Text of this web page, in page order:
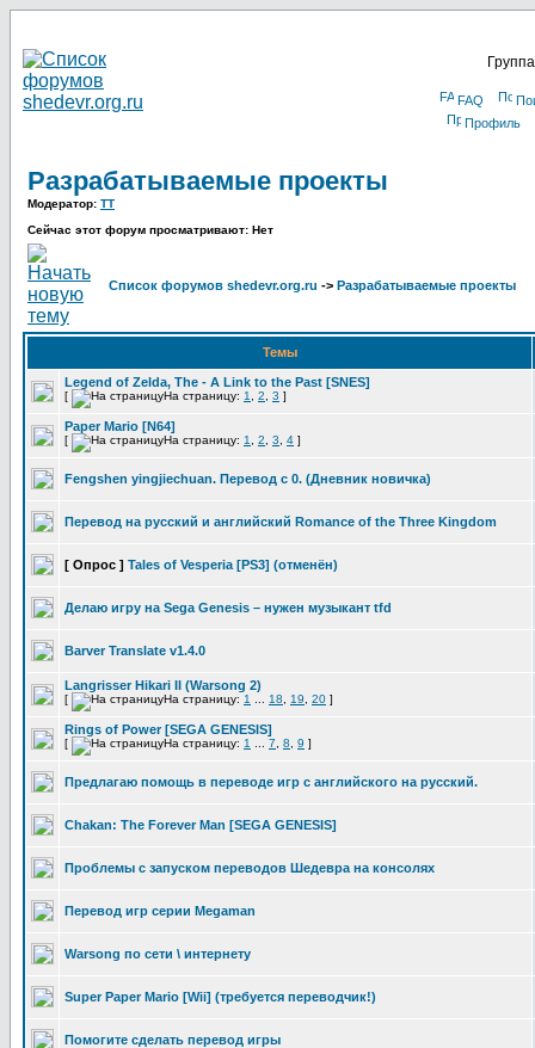
FAQ
Профиль
Разрабатываемые проекты
Модератор: TT
Сейчас этот форум просматривают: Нет
Список форумов shedevr.org.ru -> Разрабатываемые проекты
Темы
Legend of Zelda, The - A Link to the Past [SNES]
[ На страницу: 1 2 3 ]
Paper Mario [N64]
[ На страницу: 1 2 3 4 ]
Fengshen yingjiechuan. Перевод с 0. (Дневник новичка)
Перевод на русский и английский Romance of the Three Kingdom
[ Опрос ] Tales of Vesperia [PS3] (отменён)
Делаю игру на Sega Genesis – нужен музыкант tfd
Barver Translate v1.4.0
Langrisser Hikari II (Warsong 2)
[ На страницу: 1 18 19 20 ]
Rings of Power [SEGA GENESIS]
[ На страницу: 1 7 8 9 ]
Предлагаю помощь в переводе игр с английского на русский.
Chakan: The Forever Man [SEGA GENESIS]
Проблемы с запуском переводов Шедевра на консолях
Перевод игр серии Megaman
Warsong по сети \ интернету
Super Paper Mario [Wii] (требуется переводчик!)
Помогите сделать перевод игры